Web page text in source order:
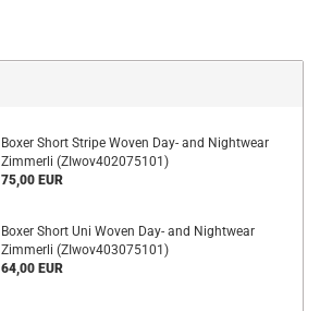
Boxer Short Stripe Woven Day- and Nightwear
Zimmerli (ZIwov402075101)
75,00 EUR
Boxer Short Uni Woven Day- and Nightwear
Zimmerli (ZIwov403075101)
64,00 EUR